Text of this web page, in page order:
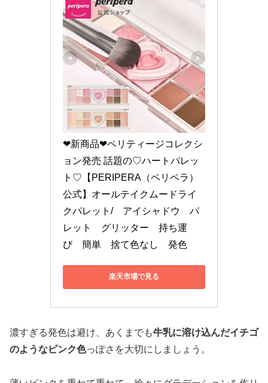
❤新商品❤ペリティージコレクシ
ョン発売 話題の♡ハートパレッ
ト♡【PERIPERA（ペリペラ）
公式】オールテイクムードライ
クパレット/　アイシャドウ　パ
レット　グリッター　持ち運
び　簡単　捨て色なし　発色
楽天市場で見る
濃すぎる発色は避け、あくまでも牛乳に溶け込んだイチゴ
のようなピンク色っぽさを大切にしましょう。